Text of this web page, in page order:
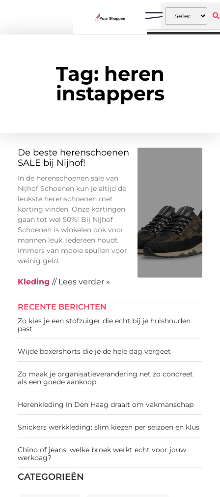
Tag: heren
instappers
RECENTE BERICHTEN
Zo kies je een stofzuiger die echt bij je huishouden
past
Wijde boxershorts die je de hele dag vergeet
Zo maak je organisatieverandering net zo concreet
als een goede aankoop
Herenkleding in Den Haag draait om vakmanschap
Snickers werkkleding: slim kiezen per seizoen en klus
Chino of jeans: welke broek werkt echt voor jouw
werkdag?
CATEGORIEËN
De beste herenschoenen
SALE bij Nijhof!
In de herenschoenen sale van
Nijhof Schoenen kun je altijd de
leukste herenschoenen met
korting vinden. Onze kortingen
gaan tot wel 50%! Bij Nijhof
Schoenen is winkelen ook voor
mannen leuk. Iedereen houdt
immers van mooie spullen voor
weinig geld.
Kleding // Lees verder »